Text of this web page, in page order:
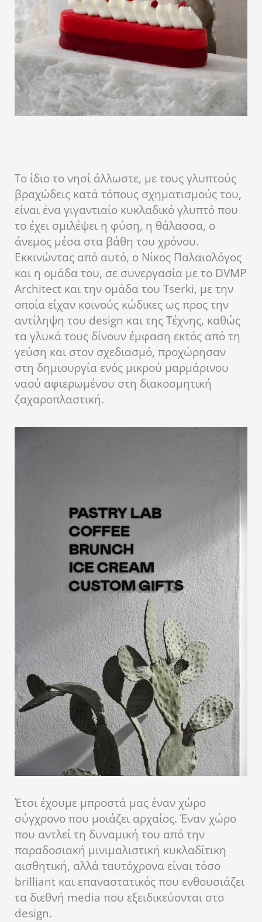
Το ίδιο το νησί άλλωστε, με τους γλυπτούς
βραχώδεις κατά τόπους σχηματισμούς του,
είναι ένα γιγαντιαίο κυκλαδικό γλυπτό που
το έχει σμιλέψει η φύση, η θάλασσα, ο
άνεμος μέσα στα βάθη του χρόνου.
Εκκινώντας από αυτό, ο Nίκος Παλαιολόγος
και η ομάδα του, σε συνεργασία με το DVMP
Architect και την ομάδα του Tserki, με την
οποία είχαν κοινούς κώδικες ως προς την
αντίληψη του design και της Τέχνης, καθώς
τα γλυκά τους δίνουν έμφαση εκτός από τη
γεύση και στον σχεδιασμό, προχώρησαν
στη δημιουργία ενός μικρού μαρμάρινου
ναού αφιερωμένου στη διακοσμητική
ζαχαροπλαστική.
Έτσι έχουμε μπροστά μας έναν χώρο
σύγχρονο που μοιάζει αρχαίος. Έναν χώρο
που αντλεί τη δυναμική του από την
παραδοσιακή μινιμαλιστική κυκλαδίτικη
αισθητική, αλλά ταυτόχρονα είναι τόσο
brilliant και επαναστατικός που ενθουσιάζει
τα διεθνή media που εξειδικεύονται στο
design.